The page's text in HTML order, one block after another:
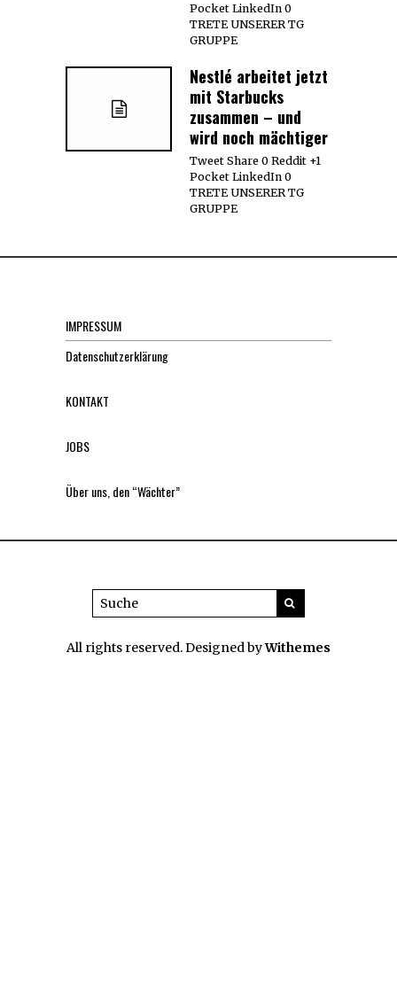
Pocket LinkedIn 0
TRETE UNSERER TG
GRUPPE
Nestlé arbeitet jetzt
mit Starbucks
zusammen – und
wird noch mächtiger
Tweet Share 0 Reddit +1
Pocket LinkedIn 0
TRETE UNSERER TG
GRUPPE
IMPRESSUM
Datenschutzerklärung
KONTAKT
JOBS
Über uns, den “Wächter”
All rights reserved. Designed byWithemes